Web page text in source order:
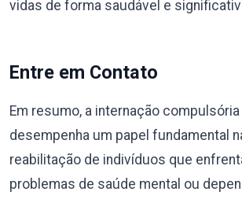
vidas de forma saudável e
Entre em Contato
Em resumo, a internação
desempenha um papel fundamental
reabilitação de indivíduos que
problemas de saúde mental ou